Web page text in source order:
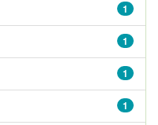
1
1
1
1